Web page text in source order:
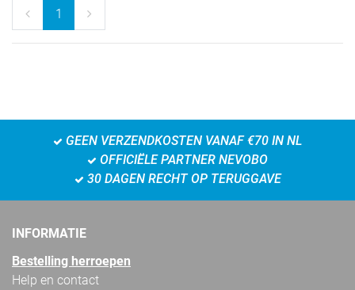
1
GEEN VERZENDKOSTEN VANAF €70 IN NL
OFFICIËLE PARTNER NEVOBO
30 DAGEN RECHT OP TERUGGAVE
INFORMATIE
Bestelling herroepen
Help en contact